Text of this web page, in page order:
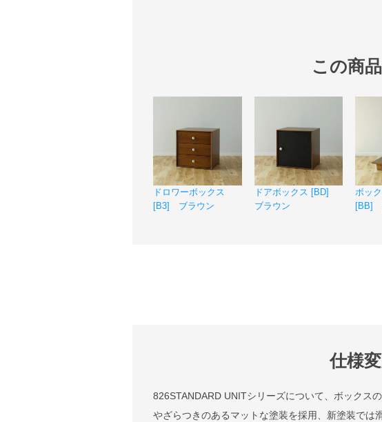
この商
ドロワーボックス
[B3] ブラウン
ドアボックス [BD]
ブラウン
ボッ
[BB]
仕様
826STANDARD UNITシリーズについて、ボックス
やざらつきのあるマットな塗装を採用、新塗装では